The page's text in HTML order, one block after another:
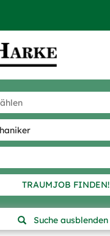
TRAUMJOB FINDEN!
Suche ausblenden